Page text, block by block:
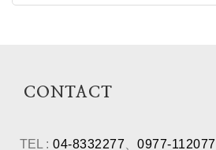
CONTACT
TEL : 04-8332277
0977-112077